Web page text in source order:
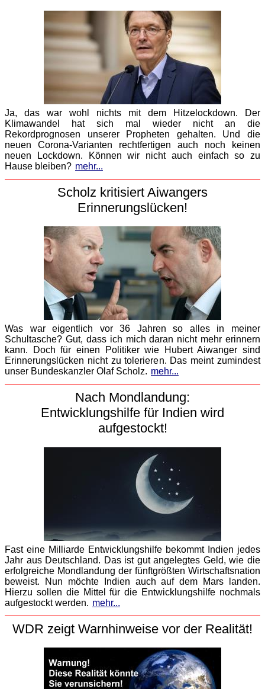
Ja, das war wohl nichts mit dem Hitzelockdown. Der
Klimawandel hat sich mal wieder nicht an die
Rekordprognosen unserer Propheten gehalten. Und die
neuen Corona-Varianten rechtfertigen auch noch keinen
neuen Lockdown. Können wir nicht auch einfach so zu
Hause bleiben? mehr...
Scholz kritisiert Aiwangers
Erinnerungslücken!
Was war eigentlich vor 36 Jahren so alles in meiner
Schultasche? Gut, dass ich mich daran nicht mehr erinnern
kann. Doch für einen Politiker wie Hubert Aiwanger sind
Erinnerungslücken nicht zu tolerieren. Das meint zumindest
unser Bundeskanzler Olaf Scholz. mehr...
Nach Mondlandung:
Entwicklungshilfe für Indien wird
aufgestockt!
Fast eine Milliarde Entwicklungshilfe bekommt Indien jedes
Jahr aus Deutschland. Das ist gut angelegtes Geld, wie die
erfolgreiche Mondlandung der fünftgrößten Wirtschaftsnation
beweist. Nun möchte Indien auch auf dem Mars landen.
Hierzu sollen die Mittel für die Entwicklungshilfe nochmals
aufgestockt werden. mehr...
WDR zeigt Warnhinweise vor der Realität!